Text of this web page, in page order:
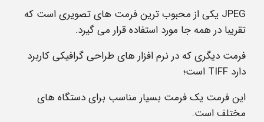
JPEG یکی از محبوب ترین فرمت های تصویری است که
تقریبا در همه جا مورد استفاده قرار می گیرد.
فرمت دیگری که در نرم افزار های طراحی گرافیکی کاربرد
دارد TIFF است؛
این فرمت یک فرمت بسیار مناسب برای دستگاه های
مختلف است.